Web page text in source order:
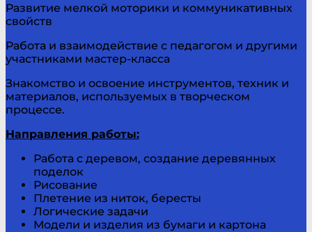
Развитие мелкой моторики и коммуникативных
свойств
Работа и взаимодействие с педагогом и другими
участниками мастер-класса
Знакомство и освоение инструментов, техник и
материалов, используемых в творческом
процессе.
Направления работы:
Работа с деревом, создание деревянных
поделок
Рисование
Плетение из ниток, бересты
Логические задачи
Модели и изделия из бумаги и картона